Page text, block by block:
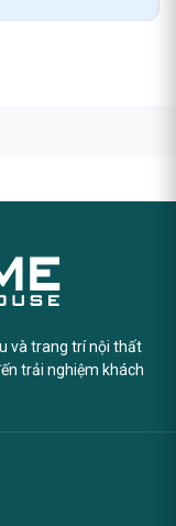
và trang trí nội thất
trải nghiệm khách